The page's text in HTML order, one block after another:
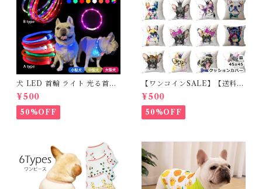
犬 LED 首輪 ライト 光る首輪
USB充電 生活防水 長さ調整可
能 首輪 犬用 ペット カラー ペ
ット用品 軽量 ドッグ用品 フレ
ンチブルドック 大型犬 中型犬
¥500
50%OFF
【ワンコインSALE】【送料無
料】KM503G クッションカバ
ー フレンチブルドッグ クリー
ム フレブル
¥500
50%OFF